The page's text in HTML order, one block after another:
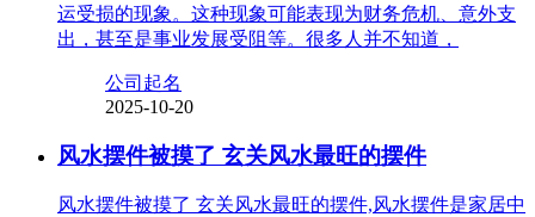
运受损的现象。这种现象可能表现为财务危机、意外支
出，甚至是事业发展受阻等。很多人并不知道，
公司起名
2025-10-20
风水摆件被摸了 玄关风水最旺的摆件
风水摆件被摸了 玄关风水最旺的摆件,风水摆件是家居中